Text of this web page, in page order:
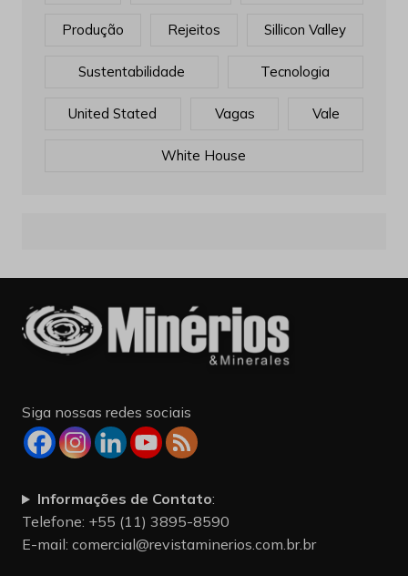
Produção Rejeitos Sillicon Valley
Sustentabilidade Tecnologia
United Stated Vagas Vale
White House
Siga nossas redes sociais
Informações de Contato:
Telefone: +55 (11) 3895-8590
E-mail: comercial@revistaminerios.com.br.br